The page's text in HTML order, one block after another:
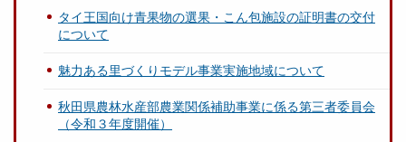
タイ王国向け青果物の選果・こん包施設の証明書の交付
について
魅力ある里づくりモデル事業実施地域について
秋田県農林水産部農業関係補助事業に係る第三者委員会
（令和３年度開催）